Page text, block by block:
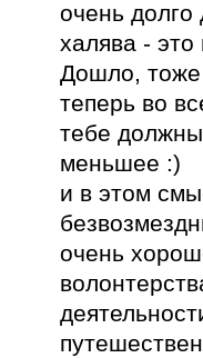
очень
халява -
Дошло, тоже
теперь во
тебе
меньшее :)
и в этом
очень